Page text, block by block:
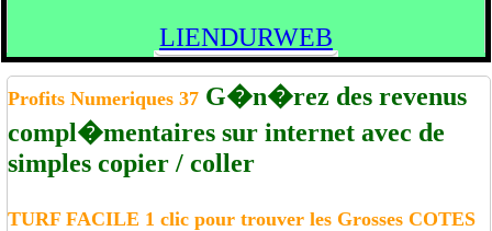
LIENDURWEB
Profits Numeriques 37 G�n�rez des revenus
compl�mentaires sur internet avec de
simples copier / coller
TURF FACILE 1 clic pour trouver les Grosses COTES